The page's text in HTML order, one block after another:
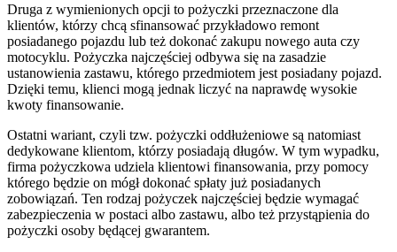
Druga z wymienionych opcji to pożyczki przeznaczone dla
klientów, którzy chcą sfinansować przykładowo remont
posiadanego pojazdu lub też dokonać zakupu nowego auta czy
motocyklu. Pożyczka najczęściej odbywa się na zasadzie
ustanowienia zastawu, którego przedmiotem jest posiadany pojazd.
Dzięki temu, klienci mogą jednak liczyć na naprawdę wysokie
kwoty finansowanie.
Ostatni wariant, czyli tzw. pożyczki oddłużeniowe są natomiast
dedykowane klientom, którzy posiadają długów. W tym wypadku,
firma pożyczkowa udziela klientowi finansowania, przy pomocy
którego będzie on mógł dokonać spłaty już posiadanych
zobowiązań. Ten rodzaj pożyczek najczęściej będzie wymagać
zabezpieczenia w postaci albo zastawu, albo też przystąpienia do
pożyczki osoby będącej gwarantem.